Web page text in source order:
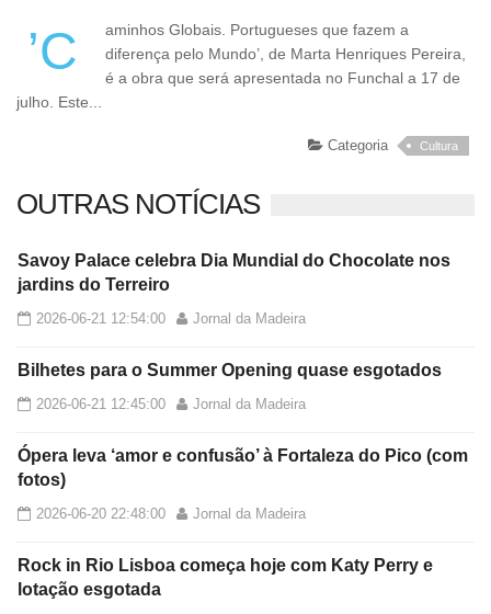
’Caminhos Globais. Portugueses que fazem a
diferença pelo Mundo’, de Marta Henriques Pereira,
é a obra que será apresentada no Funchal a 17 de
julho. Este...
Categoria Cultura
OUTRAS NOTÍCIAS
Savoy Palace celebra Dia Mundial do Chocolate nos
jardins do Terreiro
2026-06-21 12:54:00 Jornal da Madeira
Bilhetes para o Summer Opening quase esgotados
2026-06-21 12:45:00 Jornal da Madeira
Ópera leva ‘amor e confusão’ à Fortaleza do Pico (com
fotos)
2026-06-20 22:48:00 Jornal da Madeira
Rock in Rio Lisboa começa hoje com Katy Perry e
lotação esgotada